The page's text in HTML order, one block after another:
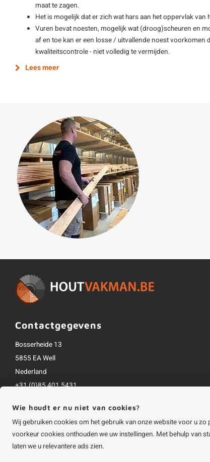
maat te zagen.
Het is mogelijk dat er zich wat hars aan het oppervlak van
Vuren bevat noesten, mogelijk wat (droog)scheuren en
af en toe kan er een losse / uitvallende noest voorkomen
kwaliteitscontrole - niet volledig te vermijden.
Lees meer
Contactgegevens
Bosserheide 13
5855 EA Well
Nederland
+31 (0)85 401 5431
Alle bedragen zijn incl. btw
Wie houdt er nu niet van cookies?
Wij gebruiken cookies om het gebruik van onze website voor u
voorkeur cookies onthouden we uw instellingen. Met behulp van
laten we u relevantere ads zien.